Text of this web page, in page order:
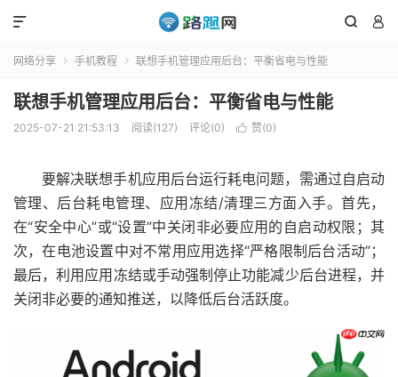
 

网络分享  手机教程  联想手机管理应用后台：平衡省电与性能
联想手机管理应用后台：平衡省电与性能
2025-07-21 21:53:13 阅读(127) 评论(0)  赞(0)
要解决联想手机应用后台运行耗电问题，需通过自启动
管理、后台耗电管理、应用冻结/清理三方面入手。首先，
在“安全中心”或“设置”中关闭非必要应用的自启动权限；其
次，在电池设置中对不常用应用选择“严格限制后台活动”；
最后，利用应用冻结或手动强制停止功能减少后台进程，并
关闭非必要的通知推送，以降低后台活跃度。